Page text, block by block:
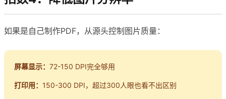
如果是自己制作PDF，从源头控制图片质量：
屏幕显示： 72-150 DPI完全够用
打印用： 150-300 DPI，超过300人眼也看不出区别